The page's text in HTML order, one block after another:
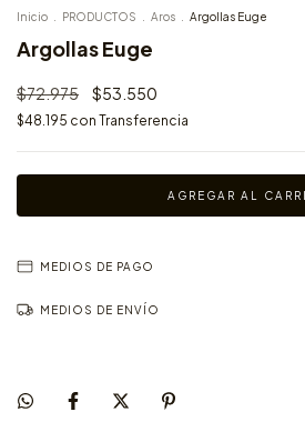
Inicio PRODUCTOS Aros Argollas Euge
Argollas Euge
$72.975 $53.550
$48.195 con Transferencia
MEDIOS DE PAGO
MEDIOS DE ENVÍO